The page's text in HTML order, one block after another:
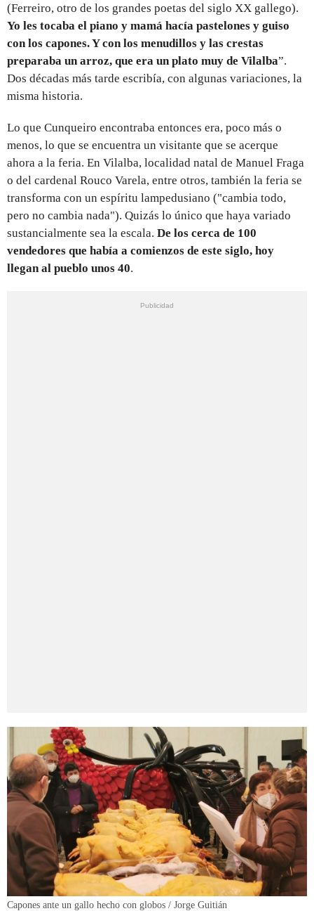
(Ferreiro, otro de los grandes poetas del siglo XX gallego).
Yo les tocaba el piano y mamá hacía pastelones y guiso
con los capones. Y con los menudillos y las crestas
preparaba un arroz, que era un plato muy de Vilalba”.
Dos décadas más tarde escribía, con algunas variaciones, la
misma historia.
Lo que Cunqueiro encontraba entonces era, poco más o
menos, lo que se encuentra un visitante que se acerque
ahora a la feria. En Vilalba, localidad natal de Manuel Fraga
o del cardenal Rouco Varela, entre otros, también la feria se
transforma con un espíritu lampedusiano ("cambia todo,
pero no cambia nada"). Quizás lo único que haya variado
sustancialmente sea la escala. De los cerca de 100
vendedores que había a comienzos de este siglo, hoy
llegan al pueblo unos 40.
Capones ante un gallo hecho con globos / Jorge Guitián